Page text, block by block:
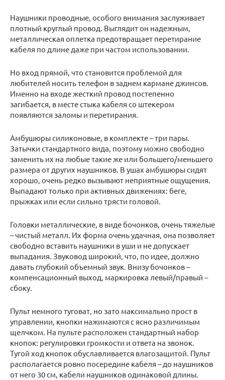
Наушники проводные, особого внимания заслуживает
плотный круглый провод. Выглядит он надежным,
металлическая оплетка предотвращает перетирание
кабеля по длине даже при частом использовании.
Но вход прямой, что становится проблемой для
любителей носить телефон в заднем кармане джинсов.
Именно на входе жесткий провод постепенно
загибается, в месте стыка кабеля со штекером
появляются заломы и перетирания.
Амбушюры силиконовые, в комплекте – три пары.
Затычки стандартного вида, поэтому можно свободно
заменить их на любые такие же или большего/меньшего
размера от других наушников. В ушах амбушюры сидят
хорошо, очень редко вызывают неприятные ощущения.
Выпадают только при активных движениях: беге,
прыжках или если сильно трясти головой.
Головки металлические, в виде бочонков, очень тяжелые
– чистый металл. Их форма очень удачная, она позволяет
свободно вставить наушники в уши и не допускает
выпадания. Звуковод широкий, что, по идее, должно
давать глубокий объемный звук. Внизу бочонков –
компенсационный выход, маркировка левый/правый –
сбоку.
Пульт немного туговат, но зато максимально прост в
управлении, кнопки нажимаются с ясно различимым
щелчком. На пульте расположен стандартный набор
кнопок: регулировки громкости и ответа на звонок.
Тугой ход кнопок обуславливается влагозащитой. Пульт
располагается ровно посередине кабеля – до наушников
от него 30 см, кабели наушников одинаковой длины.